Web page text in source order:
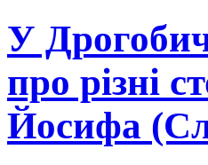
У
про різні
Йосифа